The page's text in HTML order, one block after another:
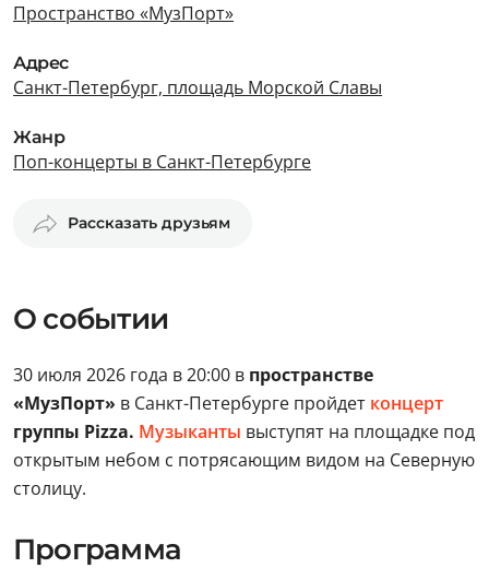
Пространство «МузПорт»
Адрес
Санкт-Петербург, площадь Морской Славы
Жанр
Поп-концерты в Санкт-Петербурге
Рассказать друзьям
О событии
30 июля 2026 года в 20:00 в пространстве
«МузПорт» в Санкт-Петербурге пройдет концерт
группы Pizza. Музыканты выступят на площадке под
открытым небом с потрясающим видом на Северную
столицу.
Программа